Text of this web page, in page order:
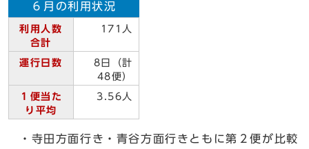
６月の利用状況
利用人数
合計
171人
運行日数
8日（計
48便）
１便当た
り平均
3.56人
・寺田方面行き・青谷方面行きともに第２便が比較